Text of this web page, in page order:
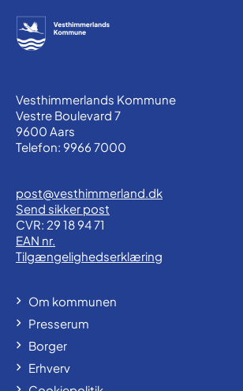
Vesthimmerlands Kommune
Vestre Boulevard 7
9600 Aars
Telefon: 9966 7000
post@vesthimmerland.dk
Send sikker post
CVR: 29 18 94 71
EAN nr.
Tilgængelighedserklæring
Om kommunen
Presserum
Borger
Erhverv